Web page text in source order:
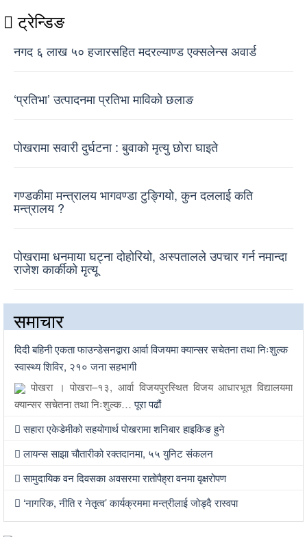
ट्रेन्डिङ
नगद ६ लाख ५० हजारसहित मदरल्याण्ड एक्सलेन्स अवार्ड
‘प्रतिभा’ उत्पादनमा प्रतिभा माविको छलाङ
पोखरामा सवारी दुर्घटना : बुवाको मृत्यु छोरा घाइते
गण्डकीमा मन्त्रालय भागवण्डा टुङ्गियो, कुन दललाई कति
मन्त्रालय ?
पोखरामा धनमाया घट्ना दोहोरियो, अस्पतालले उपचार गर्न नमान्दा
राजेश कार्कीको मृत्यू
समाचार
दिदी बहिनी एकता फाउन्डेसनद्वारा आर्वा विजयमा क्यान्सर सचेतना तथा निःशुल्क
स्वास्थ्य शिविर, २१० जना सहभागी
पोखरा । पोखरा–१३, आर्वा विजयपुरस्थित विजय आधारभूत विद्यालयमा
क्यान्सर सचेतना तथा निःशुल्क…पूरा पढौं
सहारा एकेडेमीको सहयोगार्थ पोखरामा शनिबार हाइकिङ हुने
लायन्स साझा चौतारीको रक्तदानमा, ५५ युनिट संकलन
सामुदायिक वन दिवसका अवसरमा रातोपैह्रा वनमा वृक्षरोपण
‘नागरिक, नीति र नेतृत्व’ कार्यक्रममा मन्त्रीलाई जोड्दै रास्वपा